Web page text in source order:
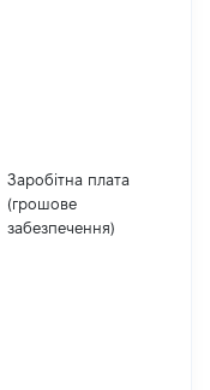
Заробітна плата
(грошове
забезпечення)